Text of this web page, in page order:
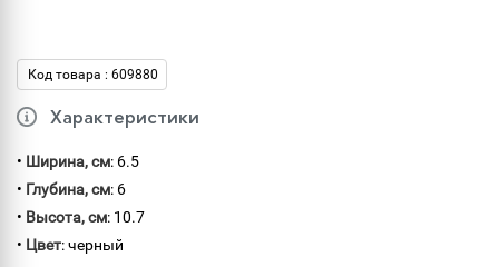
Код товара : 609880
Характеристики
• Ширина, см: 6.5
• Глубина, см: 6
• Высота, см: 10.7
• Цвет: черный